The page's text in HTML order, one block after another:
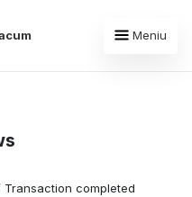
Meniu
completed